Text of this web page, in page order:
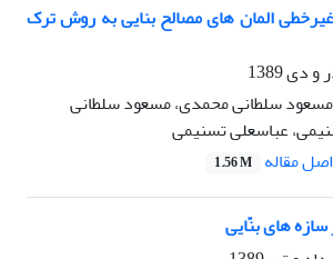
المان های مصالح بنایی به روش ترک
مسعود سلطانی محمدی، مسعود سلطانی
عباسعلی تسنیمی
اصل مقاله 1.56 M
های بنّایی